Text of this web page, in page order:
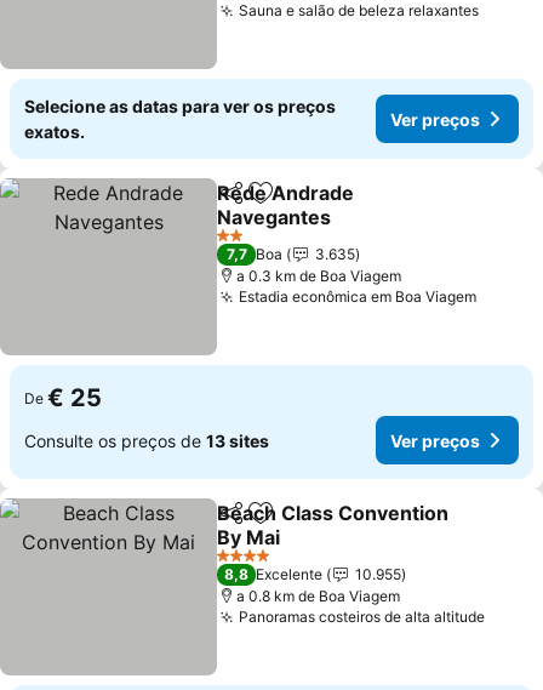
Sauna e salão de beleza relaxantesVer
Selecione as datas para ver os preços
exatos.
Ver preços
PartilharAdicionar aos favoritos
Rede Andrade
Navegantes
Ver preços
2 Estrelas
7,7 Boa
3.635
a 0.3 km de Boa Viagem
Estadia econômica em Boa ViagemVer
De € 25
Consulte os preços de 13 sites Ver preços
PartilharAdicionar aos favoritos
Beach Class Convention
By Mai
Ver preços
4 Estrelas
8,8 Excelente
10.955
a 0.8 km de Boa Viagem
Panoramas costeiros de alta altitudeVer